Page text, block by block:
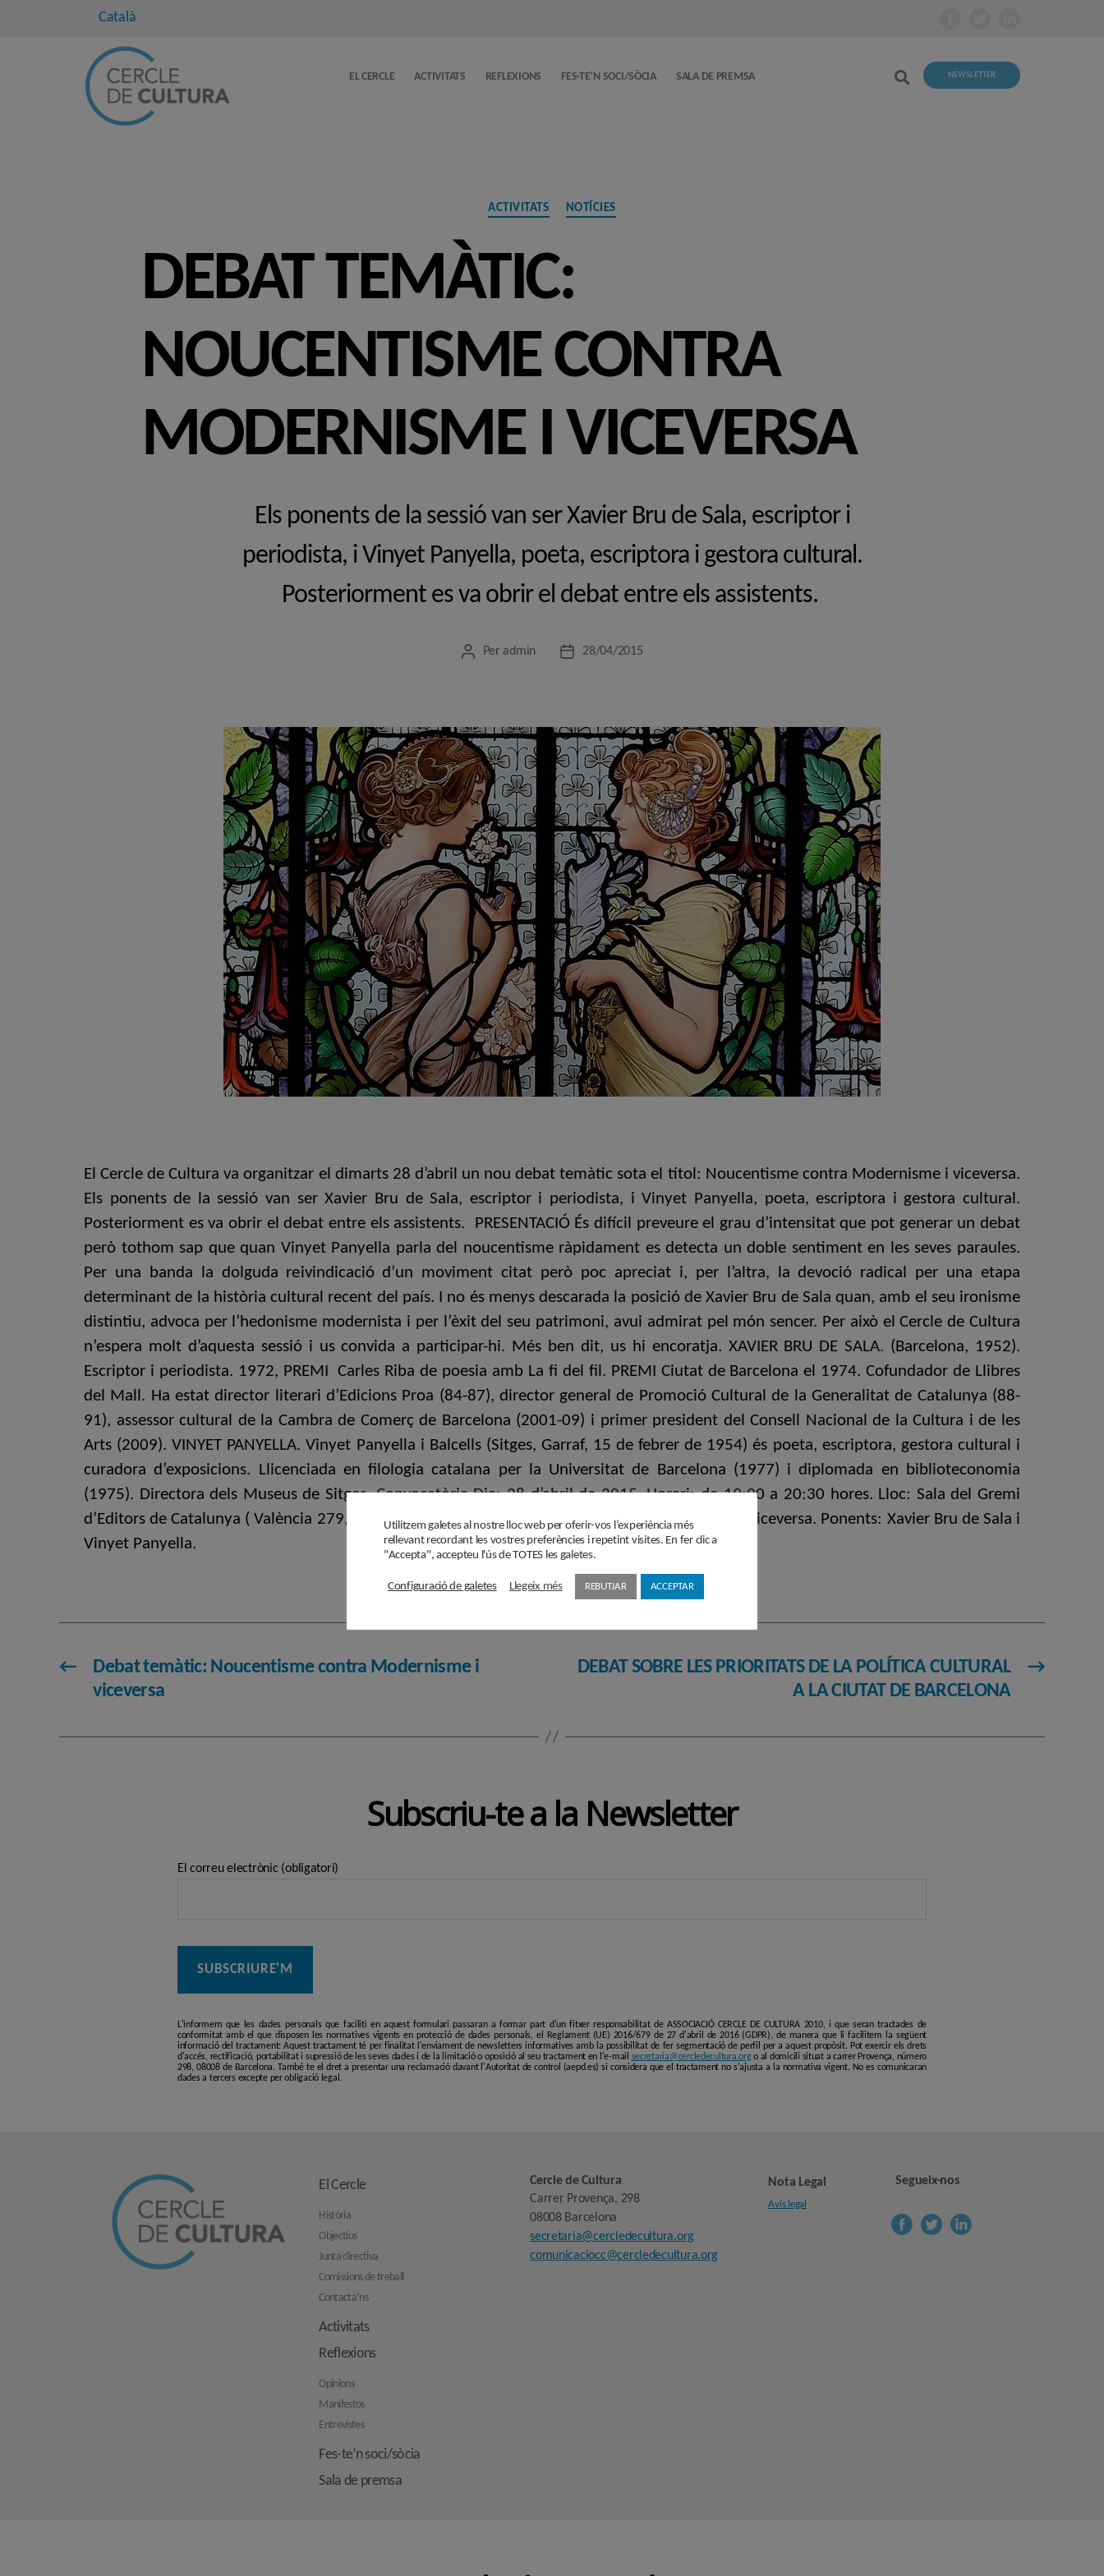
Català
EL CERCLE ACTIVITATS REFLEXIONS FES-TE’N SOCI/SÒCIA SALA DE PREMSA NEWSLETTER
Categories
ACTIVITATS NOTÍCIES
DEBAT TEMÀTIC:
NOUCENTISME CONTRA
MODERNISME I VICEVERSA
Els ponents de la sessió van ser Xavier Bru de Sala, escriptor i
periodista, i Vinyet Panyella, poeta, escriptora i gestora cultural.
Posteriorment es va obrir el debat entre els assistents.
Autor
Per admin
Data28/04/2015
El Cercle de Cultura va organitzar el dimarts 28 d’abril un nou debat temàtic sota el títol: Noucentisme contra Modernisme i viceversa.
Els ponents de la sessió van ser Xavier Bru de Sala, escriptor i periodista, i Vinyet Panyella, poeta, escriptora i gestora cultural.
Posteriorment es va obrir el debat entre els assistents. PRESENTACIÓ És difícil preveure el grau d’intensitat que pot generar un debat
però tothom sap que quan Vinyet Panyella parla del noucentisme ràpidament es detecta un doble sentiment en les seves paraules.
Per una banda la dolguda reivindicació d’un moviment citat però poc apreciat i, per l’altra, la devoció radical per una etapa
determinant de la història cultural recent del país. I no és menys descarada la posició de Xavier Bru de Sala quan, amb el seu ironisme
distintiu, advoca per l’hedonisme modernista i per l’èxit del seu patrimoni, avui admirat pel món sencer. Per això el Cercle de Cultura
n’espera molt d’aquesta sessió i us convida a participar-hi. Més ben dit, us hi encoratja. XAVIER BRU DE SALA. (Barcelona, 1952).
Escriptor i periodista. 1972, PREMI Carles Riba de poesia amb La fi del fil. PREMI Ciutat de Barcelona el 1974. Cofundador de Llibres
del Mall. Ha estat director literari d’Edicions Proa (84-87), director general de Promoció Cultural de la Generalitat de Catalunya (88-
91), assessor cultural de la Cambra de Comerç de Barcelona (2001-09) i primer president del Consell Nacional de la Cultura i de les
Arts (2009). VINYET PANYELLA. Vinyet Panyella i Balcells (Sitges, Garraf, 15 de febrer de 1954) és poeta, escriptora, gestora cultural i
curadora d’exposicions. Llicenciada en filologia catalana per la Universitat de Barcelona (1977) i diplomada en biblioteconomia
(1975). Directora dels Museus de Sitges. Convocatòria Dia: 28 d’abril de 2015. Horari: de 19:00 a 20:30 hores. Lloc: Sala del Gremi
d’Editors de Catalunya ( València 279, 1r, Barcelona). Tema: Noucentisme contra Modernisme i viceversa. Ponents: Xavier Bru de Sala i
Vinyet Panyella.
←
Debat temàtic: Noucentisme contra Modernisme i
viceversa
→
DEBAT SOBRE LES PRIORITATS DE LA POLÍTICA CULTURAL
A LA CIUTAT DE BARCELONA
Subscriu-te a la Newsletter
El correu electrònic (obligatori)
L'informem que les dades personals que faciliti en aquest formulari passaran a formar part d'un fitxer responsabilitat de ASSOCIACIÓ CERCLE DE CULTURA 2010, i que seran tractades de
conformitat amb el que disposen les normatives vigents en protecció de dades personals, el Reglament (UE) 2016/679 de 27 d'abril de 2016 (GDPR), de manera que li facilitem la següent
informació del tractament: Aquest tractament té per finalitat l'enviament de newsletters informatives amb la possibilitat de fer segmentació de perfil per a aquest propòsit. Pot exercir els drets
d'accés, rectificació, portabilitat i supressió de les seves dades i de la limitació o oposició al seu tractament en l'e-mail secretaria@cercledecultura.orgo al domicili situat a carrer Provença, número
298, 08008 de Barcelona. També te el dret a presentar una reclamació davant l'Autoritat de control (aepd.es) si considera que el tractament no s'ajusta a la normativa vigent. No es comunicaran
dades a tercers excepte per obligació legal.
El Cercle
Història
Objectius
Junta directiva
Comissions de treball
Contacta’ns
Activitats
Reflexions
Opinions
Manifestos
Entrevistes
Fes-te’n soci/sòcia
Sala de premsa
Cercle de Cultura
Carrer Provença, 298
08008 Barcelona
secretaria@cercledecultura.org
comunicaciocc@cercledecultura.org
Nota Legal
Avís legal
Segueix-nos
Utilitzem galetes al nostre lloc web per oferir-vos l’experiència més
rellevant recordant les vostres preferències i repetint visites. En fer clic a
"Accepta", accepteu l'ús de TOTES les galetes.
Configuració de galetes Llegeix més REBUTJAR ACCEPTAR